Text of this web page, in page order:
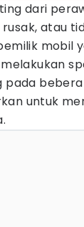
dari
atau
mobil
untuk